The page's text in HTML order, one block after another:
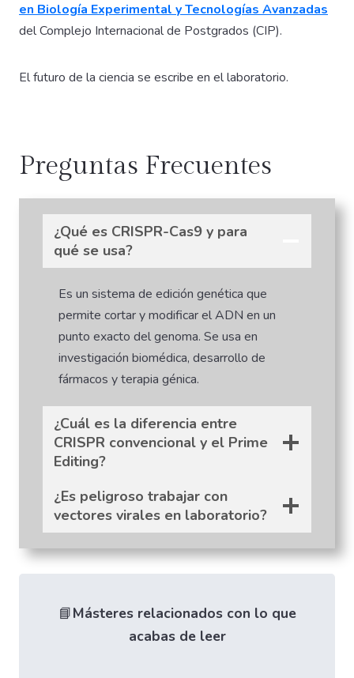
en Biología Experimental y Tecnologías Avanzadas
del Complejo Internacional de Postgrados (CIP).
El futuro de la ciencia se escribe en el laboratorio.
Preguntas Frecuentes
¿Qué es CRISPR-Cas9 y para
qué se usa?
Es un sistema de edición genética que
permite cortar y modificar el ADN en un
punto exacto del genoma. Se usa en
investigación biomédica, desarrollo de
fármacos y terapia génica.
¿Cuál es la diferencia entre
CRISPR convencional y el Prime
Editing?
¿Es peligroso trabajar con
vectores virales en laboratorio?
📘Másteres relacionados con lo que
acabas de leer